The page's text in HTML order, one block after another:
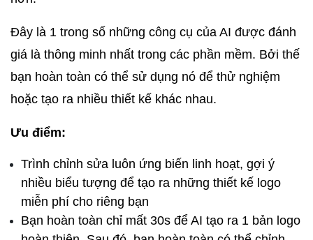
Đây là 1 trong số những công cụ của AI được đánh
giá là thông minh nhất trong các phần mềm. Bởi thế
bạn hoàn toàn có thể sử dụng nó để thử nghiệm
hoặc tạo ra nhiều thiết kế khác nhau.
Ưu điểm:
Trình chỉnh sửa luôn ứng biến linh hoạt, gợi ý
nhiều biểu tượng để tạo ra những thiết kế logo
miễn phí cho riêng bạn
Bạn hoàn toàn chỉ mất 30s để AI tạo ra 1 bản logo